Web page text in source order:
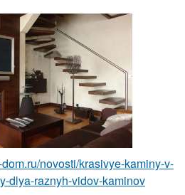
novosti/krasivye-kaminy-v-
dlya-raznyh-vidov-kaminov